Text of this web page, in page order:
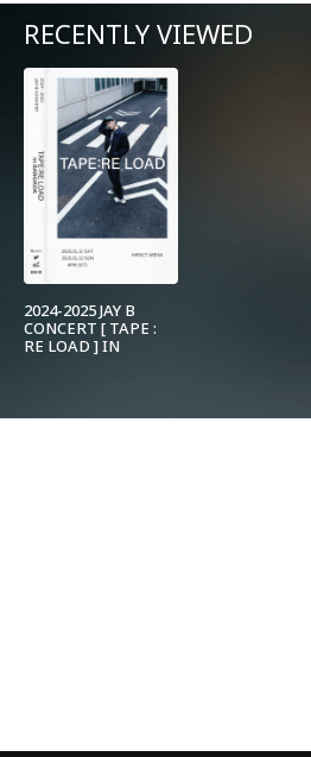
RECENTLY VIEWED
2024-2025 JAY B
CONCERT [ TAPE :
RE LOAD ] IN